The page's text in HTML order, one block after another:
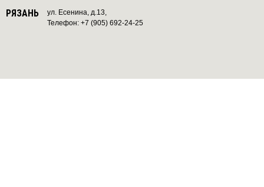
РЯЗАНЬ
ул. Есенина, д.13,
Телефон: +7 (905) 692-24-25